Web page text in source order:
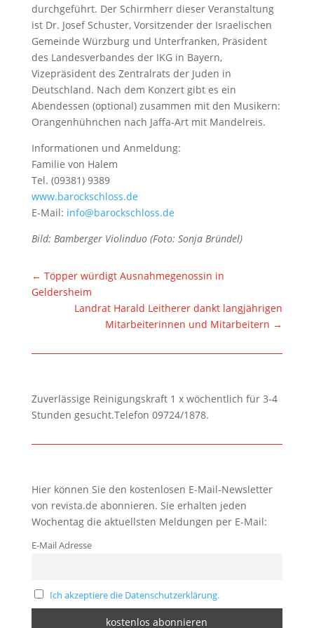
durchgeführt. Der Schirmherr dieser Veranstaltung
ist Dr. Josef Schuster, Vorsitzender der Israelischen
Gemeinde Würzburg und Unterfranken, Präsident
des Landesverbandes der IKG in Bayern,
Vizepräsident des Zentralrats der Juden in
Deutschland. Nach dem Konzert gibt es ein
Abendessen (optional) zusammen mit den Musikern:
Orangenhühnchen nach Jaffa-Art mit Mandelreis.
Informationen und Anmeldung:
Familie von Halem
Tel. (09381) 9389
www.barockschloss.de
E-Mail: info@barockschloss.de
Bild: Bamberger Violinduo (Foto: Sonja Bründel)
← Töpper würdigt Ausnahmegenossin in
Geldersheim
Landrat Harald Leitherer dankt langjährigen
Mitarbeiterinnen und Mitarbeitern →
Zuverlässige Reinigungskraft 1 x wöchentlich für 3-4
Stunden gesucht.Telefon 09724/1878.
Hier können Sie den kostenlosen E-Mail-Newsletter
von revista.de abonnieren. Sie erhalten jeden
Wochentag die aktuellsten Meldungen per E-Mail:
E-Mail Adresse
Ich akzeptiere die Datenschutzerklärung.